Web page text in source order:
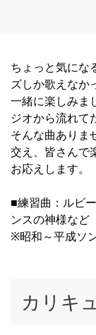
ちょっと気にな
ズしか歌えなか
一緒に楽しみま
ジオから流れて
そんな曲ありま
交え、皆さんで
お応えします。
■練習曲：ルビ
ンスの神様など
※昭和～平成ソ
カリキ